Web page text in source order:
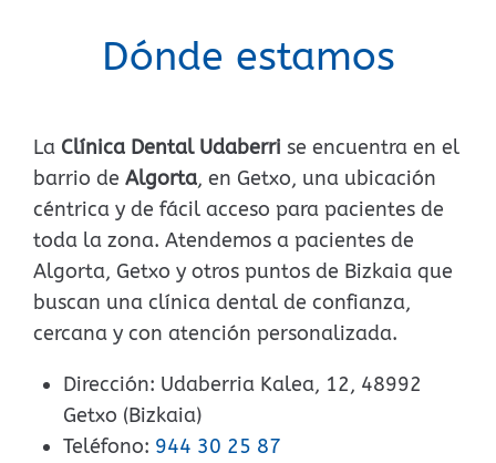
Dónde estamos
La Clínica Dental Udaberri se encuentra en el
barrio de Algorta, en Getxo, una ubicación
céntrica y de fácil acceso para pacientes de
toda la zona. Atendemos a pacientes de
Algorta, Getxo y otros puntos de Bizkaia que
buscan una clínica dental de confianza,
cercana y con atención personalizada.
Dirección: Udaberria Kalea, 12, 48992
Getxo (Bizkaia)
Teléfono: 944 30 25 87